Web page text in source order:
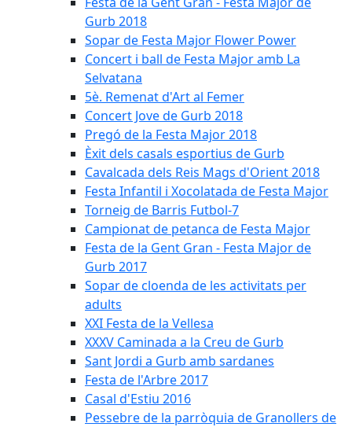
Gurb 2018
Sopar de Festa Major Flower Power
Concert i ball de Festa Major amb La
Selvatana
5è. Remenat d'Art al Femer
Concert Jove de Gurb 2018
Pregó de la Festa Major 2018
Èxit dels casals esportius de Gurb
Cavalcada dels Reis Mags d'Orient 2018
Festa Infantil i Xocolatada de Festa Major
Torneig de Barris Futbol-7
Campionat de petanca de Festa Major
Festa de la Gent Gran - Festa Major de
Gurb 2017
Sopar de cloenda de les activitats per
adults
XXI Festa de la Vellesa
XXXV Caminada a la Creu de Gurb
Sant Jordi a Gurb amb sardanes
Festa de l'Arbre 2017
Casal d'Estiu 2016
Pessebre de la parròquia de Granollers de